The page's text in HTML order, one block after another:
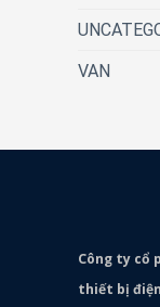
VAN
Công ty cổ
thiết bị